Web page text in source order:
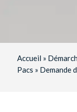
Accueil »
Pacs » Demande